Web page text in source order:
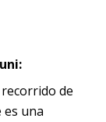
de
una